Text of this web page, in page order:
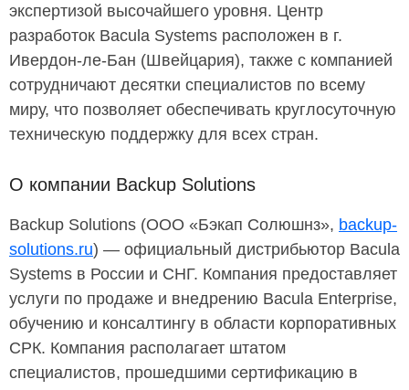
экспертизой высочайшего уровня. Центр
разработок Bacula Systems расположен в г.
Ивердон-ле-Бан (Швейцария), также с компанией
сотрудничают десятки специалистов по всему
миру, что позволяет обеспечивать круглосуточную
техническую поддержку для всех стран.
О компании Backup Solutions
Backup Solutions (ООО «Бэкап Солюшнз», backup-
solutions.ru) — официальный дистрибьютор Bacula
Systems в России и СНГ. Компания предоставляет
услуги по продаже и внедрению Bacula Enterprise,
обучению и консалтингу в области корпоративных
СРК. Компания располагает штатом
специалистов, прошедшими сертификацию в